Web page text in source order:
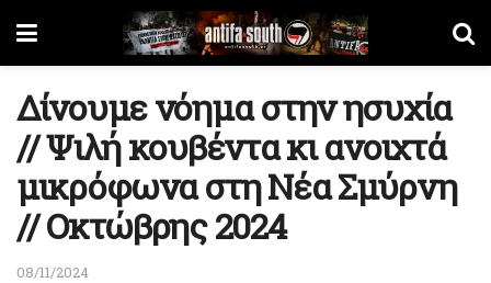
Δίνουμε νόημα στην ησυχία
// Ψιλή κουβέντα κι ανοιχτά
μικρόφωνα στη Νέα Σμύρνη
// Οκτώβρης 2024
08/11/2024